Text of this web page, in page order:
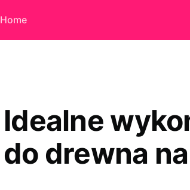
Home
Idealne
do drewna